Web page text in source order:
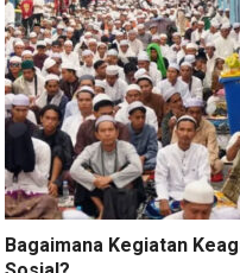
Bagaimana Kegiatan